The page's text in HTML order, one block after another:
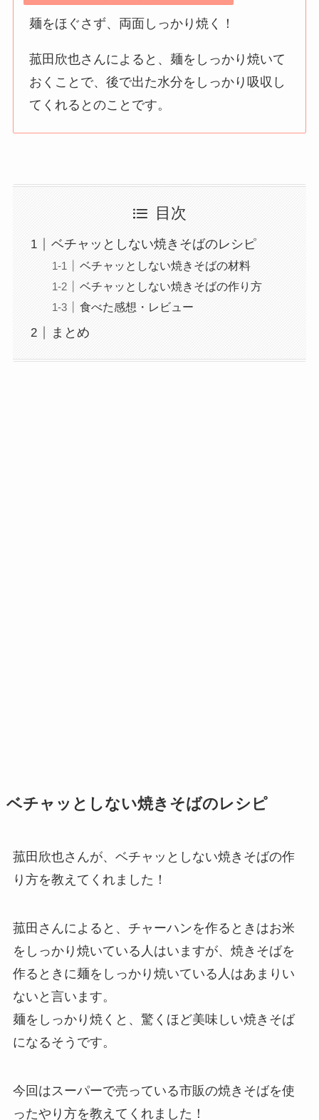
麺をほぐさず、両面しっかり焼く！
菰田欣也さんによると、麺をしっかり焼いて
おくことで、後で出た水分をしっかり吸収し
てくれるとのことです。
目次
ベチャッとしない焼きそばのレシピ
ベチャッとしない焼きそばの材料
ベチャッとしない焼きそばの作り方
食べた感想・レビュー
まとめ
ベチャッとしない焼きそばのレシピ
菰田欣也さんが、ベチャッとしない焼きそばの作
り方を教えてくれました！
菰田さんによると、チャーハンを作るときはお米
をしっかり焼いている人はいますが、焼きそばを
作るときに麺をしっかり焼いている人はあまりい
ないと言います。
麺をしっかり焼くと、驚くほど美味しい焼きそば
になるそうです。
今回はスーパーで売っている市販の焼きそばを使
ったやり方を教えてくれました！